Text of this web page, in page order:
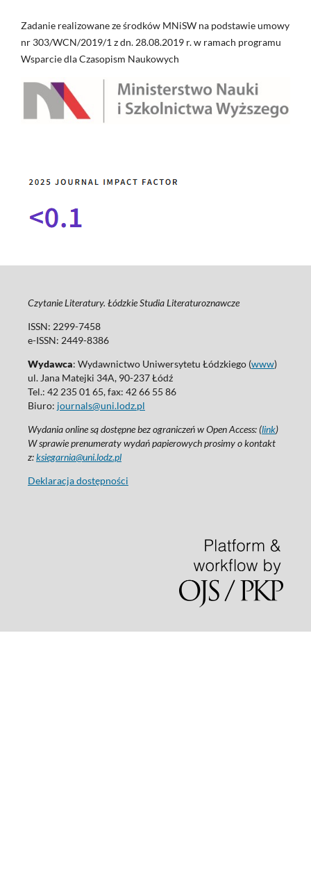
Zadanie realizowane ze środków MNiSW na podstawie umowy
nr 303/WCN/2019/1 z dn. 28.08.2019 r. w ramach programu
Wsparcie dla Czasopism Naukowych
Czytanie Literatury. Łódzkie Studia Literaturoznawcze
ISSN: 2299-7458
e-ISSN: 2449-8386
Wydawca: Wydawnictwo Uniwersytetu Łódzkiego (www)
ul. Jana Matejki 34A, 90-237 Łódź
Tel.: 42 235 01 65, fax: 42 66 55 86
Biuro: journals@uni.lodz.pl
Wydania online są dostępne bez ograniczeń w Open Access: (link)
W sprawie prenumeraty wydań papierowych prosimy o kontakt
z:ksiegarnia@uni.lodz.pl
Deklaracja dostępności